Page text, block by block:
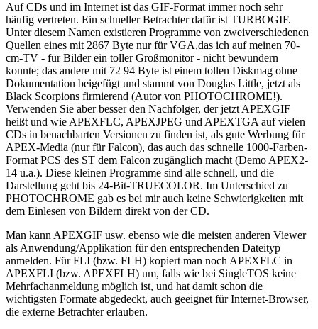
Auf CDs und im Internet ist das GIF-Format immer noch sehr
häufig vertreten. Ein schneller Betrachter dafür ist TURBOGIF.
Unter diesem Namen existieren Programme von zweiverschiedenen
Quellen eines mit 2867 Byte nur für VGA,das ich auf meinen 70-
cm-TV - für Bilder ein toller Großmonitor - nicht bewundern
konnte; das andere mit 72 94 Byte ist einem tollen Diskmag ohne
Dokumentation beigefügt und stammt von Douglas Little, jetzt als
Black Scorpions firmierend (Autor von PHOTOCHROME!).
Verwenden Sie aber besser den Nachfolger, der jetzt APEXGIF
heißt und wie APEXFLC, APEXJPEG und APEXTGA auf vielen
CDs in benachbarten Versionen zu finden ist, als gute Werbung für
APEX-Media (nur für Falcon), das auch das schnelle 1000-Farben-
Format PCS des ST dem Falcon zugänglich macht (Demo APEX2-
14 u.a.). Diese kleinen Programme sind alle schnell, und die
Darstellung geht bis 24-Bit-TRUECOLOR. Im Unterschied zu
PHOTOCHROME gab es bei mir auch keine Schwierigkeiten mit
dem Einlesen von Bildern direkt von der CD.
Man kann APEXGIF usw. ebenso wie die meisten anderen Viewer
als Anwendung/Applikation für den entsprechenden Dateityp
anmelden. Für FLI (bzw. FLH) kopiert man noch APEXFLC in
APEXFLI (bzw. APEXFLH) um, falls wie bei SingleTOS keine
Mehrfachanmeldung möglich ist, und hat damit schon die
wichtigsten Formate abgedeckt, auch geeignet für Internet-Browser,
die externe Betrachter erlauben.